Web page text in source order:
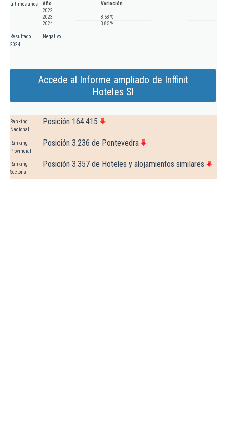
últimos años
Año
Variación
2022
2023
8,58 %
2024
3,85 %
Resultado
2024
Negativo
Accede al Informe ampliado de Inffinit
Hoteles Sl
Ranking
Nacional
Posición 164.415
Ranking
Provincial
Posición 3.236 de Pontevedra
Ranking
Sectorial
Posición 3.357 de Hoteles y alojamientos similares